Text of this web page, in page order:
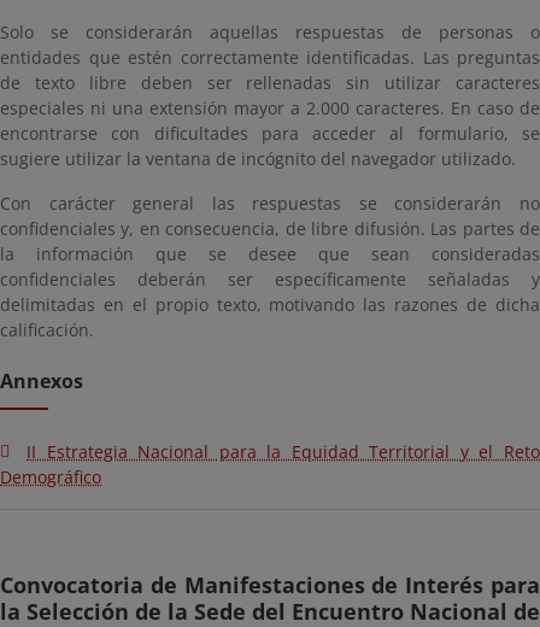
Solo se considerarán aquellas respuestas de personas o
entidades que estén correctamente identificadas. Las preguntas
de texto libre deben ser rellenadas sin utilizar caracteres
especiales ni una extensión mayor a 2.000 caracteres. En caso de
encontrarse con dificultades para acceder al formulario, se
sugiere utilizar la ventana de incógnito del navegador utilizado.
Con carácter general las respuestas se considerarán no
confidenciales y, en consecuencia, de libre difusión. Las partes de
la información que se desee que sean consideradas
confidenciales deberán ser específicamente señaladas y
delimitadas en el propio texto, motivando las razones de dicha
calificación.
Annexos
II Estrategia Nacional para la Equidad Territorial y el Reto
Demográfico
Convocatoria de Manifestaciones de Interés para
la Selección de la Sede del Encuentro Nacional de